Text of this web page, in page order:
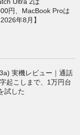
円、MacBook Proは
年8月】
実機レビュー｜通話
起こしまで、1万円台
試した